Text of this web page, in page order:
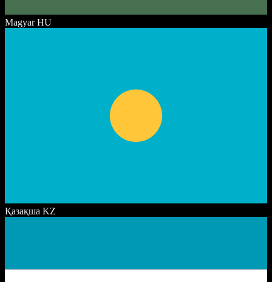
Magyar HU
Қазақша KZ